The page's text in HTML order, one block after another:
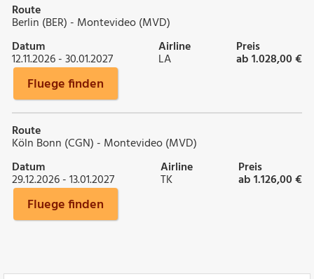
Route
Berlin (BER) - Montevideo (MVD)
Datum
12.11.2026 - 30.01.2027
Airline
LA
Preis
ab 1.028,00 €
Fluege finden
Route
Köln Bonn (CGN) - Montevideo (MVD)
Datum
29.12.2026 - 13.01.2027
Airline
TK
Preis
ab 1.126,00 €
Fluege finden